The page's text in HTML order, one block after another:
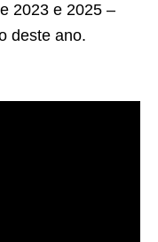
2023 e 2025 –
deste ano.